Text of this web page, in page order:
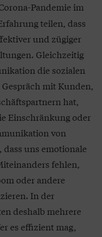
Pandemie im
teilen, dass
und zügiger
Gleichzeitig
die sozialen
mit Kunden,
hat,
Einschränkung oder
von
uns emotionale
fehlen,
oder andere
In der
deshalb mehrere
es effizient mag,